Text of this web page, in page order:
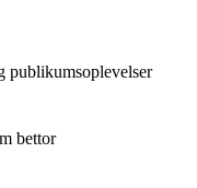
publikumsoplevelser
bettor